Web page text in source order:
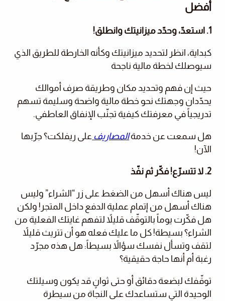
أفضل
1. استعدّ، وحدّد ميزانيتك وانطلق!
كبداية، انظر لتحديد ميزانيتك وكأنه الخارطة للطريق الذي
سيوصلك لخطة مالية ناجحة
حيث إن فهم وتحديد مكان وطريقة صرف أموالك
يحدّدان وجهتك نحو خطة مالية واضحة وسليمة تسهم
تدريجياً في معرفتك كيفية تجنّب الإنفاق العاطفي.
هل سمعت عن خدمةالمصاريف على ريفلكت؟ جرّبها
الآن!
2. لا تتسرّع! فكّر ثم نفّذ
ليس هناك أسهل من الضغط على زر “الشراء” وليس
هناك أسهل من إتمام عملية الدفع داخل المتجر! ولكن
هل فكّرت يوماً بالتوقّف قليلاً لتفهم غايتك الفعلية من
الشراء؟ بسيطة! كل ما عليك فعله هو أن تتريث قليلاً
لتقف وتسأل نفسك سؤالاً بسيطاً: هل هذه مجرّد
رغبة أم أنها حاجة حقيقية؟
توقّفك لبضعة دقائق أو حتى ثوانٍ قد يكون وسيلتك
الوحيدة التي ستساعدك على النجاة من سيطرة